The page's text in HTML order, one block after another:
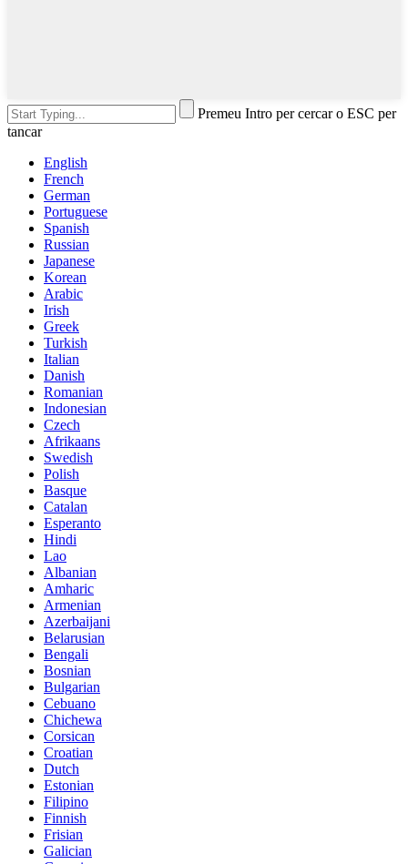
Premeu Intro per cercar o ESC per
tancar
English
French
German
Portuguese
Spanish
Russian
Japanese
Korean
Arabic
Irish
Greek
Turkish
Italian
Danish
Romanian
Indonesian
Czech
Afrikaans
Swedish
Polish
Basque
Catalan
Esperanto
Hindi
Lao
Albanian
Amharic
Armenian
Azerbaijani
Belarusian
Bengali
Bosnian
Bulgarian
Cebuano
Chichewa
Corsican
Croatian
Dutch
Estonian
Filipino
Finnish
Frisian
Galician